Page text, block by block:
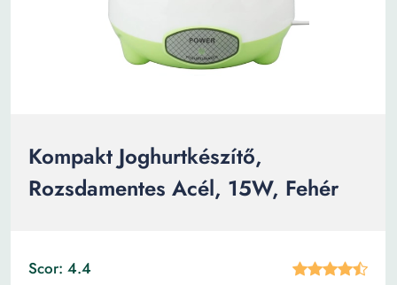
Kompakt Joghurtkészítő,
Rozsdamentes Acél, 15W, Fehér
Scor: 4.4